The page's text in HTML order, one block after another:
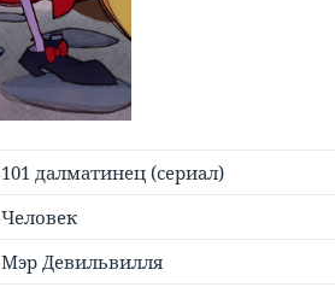
101 далматинец (сериал)
Человек
Мэр Девильвилля